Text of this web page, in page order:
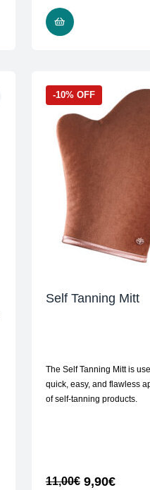
-10% OFF
Self Tanning Mitt
The Self Tanning Mitt is
quick, easy, and flawless
of self-tanning products.
11,00€ 9,90€